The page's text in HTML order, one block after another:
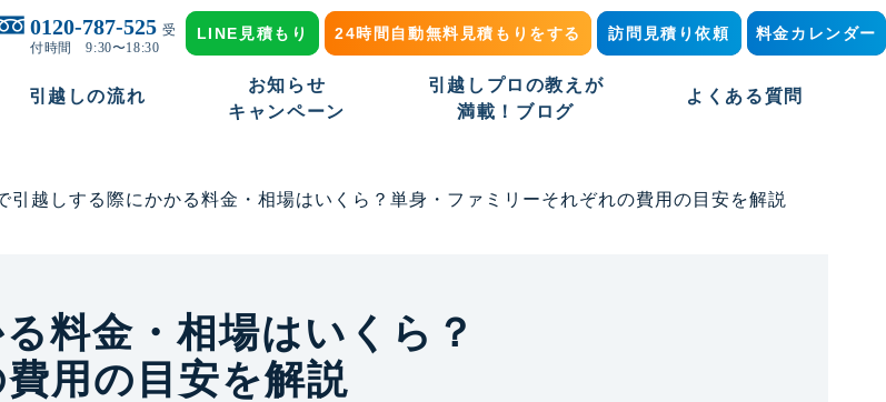
0120-787-525 受
付時間 9:30〜18:30
LINE見積もり 24時間自動無料見積もりをする 訪問見積り依頼 料金カレンダー
引越しの流れ
お知らせ
キャンペーン
引越しプロの教えが
満載！ブログ
よくある質問
引越しする際にかかる料金・相場はいくら？単身・ファミリーそれぞれの費用の目安を解説
料金・相場はいくら？
用の目安を解説